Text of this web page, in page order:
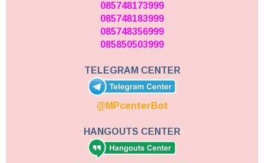
085748173999
085748183999
085748356999
085850503999
TELEGRAM CENTER
@MPcenterBot
HANGOUTS CENTER